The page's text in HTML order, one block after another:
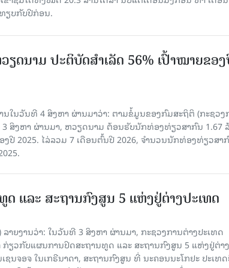
ຽບກັບປີກ່ອນ.
ດນາມ ​ປະ​ຕິ​ບັດ​ສຳ​ເລັດ 56% ເປົ້າ​ໝາຍຂອ
ໃນວັນທີ 4 ສິງຫາ ຜ່ານມາວ່າ: ຕາມ​ຂໍ້​ມູນ​ຂອງ​ກົມ​ສະ​ຖິ​ຕິ (ກະ​ຊວງ​
ສິງ​ຫາ​ ຜ່ານມາ, ຫວຽດ​ນາມ ຕ້ອນ​ຮັບ​ນັກທ່ອງ​ທ່ຽວ​ສາ​ກົນ 1.67
ປີ 2025. ໄລ່​ລວມ 7 ເດືອນ​ຕົ້ນ​ປີ 2026, ຈຳ​ນວນ​ນັກ​ທ່ອງ​ທ່ຽວ​ສາ​
ດ ແ​ລະ ສະຖານກົງສູນ 5 ແຫ່ງ​ຢູ່​ຕ່າງ​ປະ​ເທດ
າຍງານວ່າ: ໃນວັນທີ 3 ສິງ​ຫາ ຜ່ານມາ, ກະຊວງການຕ່າງປະເທດ
ກ່ຽວກັບແຜນການປິດສະຖານທູດ ແ​ລະ ສະຖານກົງສູນ 5 ແຫ່ງຢູ່​ຕ່າ
ນຈອຈ ໃນເກຣີນາດາ, ສະຖານກົງສູນ ທີ່ ນະຄອນນະໂກຢະ ປະເທ